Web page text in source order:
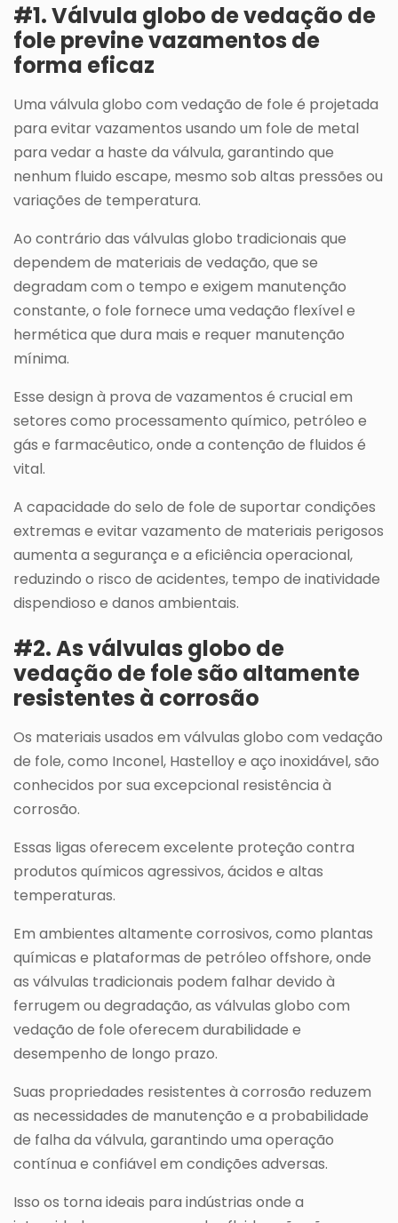
#1. Válvula globo de vedação de
fole previne vazamentos de
forma eficaz
Uma válvula globo com vedação de fole é projetada
para evitar vazamentos usando um fole de metal
para vedar a haste da válvula, garantindo que
nenhum fluido escape, mesmo sob altas pressões ou
variações de temperatura.
Ao contrário das válvulas globo tradicionais que
dependem de materiais de vedação, que se
degradam com o tempo e exigem manutenção
constante, o fole fornece uma vedação flexível e
hermética que dura mais e requer manutenção
mínima.
Esse design à prova de vazamentos é crucial em
setores como processamento químico, petróleo e
gás e farmacêutico, onde a contenção de fluidos é
vital.
A capacidade do selo de fole de suportar condições
extremas e evitar vazamento de materiais perigosos
aumenta a segurança e a eficiência operacional,
reduzindo o risco de acidentes, tempo de inatividade
dispendioso e danos ambientais.
#2. As válvulas globo de
vedação de fole são altamente
resistentes à corrosão
Os materiais usados em válvulas globo com vedação
de fole, como Inconel, Hastelloy e aço inoxidável, são
conhecidos por sua excepcional resistência à
corrosão.
Essas ligas oferecem excelente proteção contra
produtos químicos agressivos, ácidos e altas
temperaturas.
Em ambientes altamente corrosivos, como plantas
químicas e plataformas de petróleo offshore, onde
as válvulas tradicionais podem falhar devido à
ferrugem ou degradação, as válvulas globo com
vedação de fole oferecem durabilidade e
desempenho de longo prazo.
Suas propriedades resistentes à corrosão reduzem
as necessidades de manutenção e a probabilidade
de falha da válvula, garantindo uma operação
contínua e confiável em condições adversas.
Isso os torna ideais para indústrias onde a